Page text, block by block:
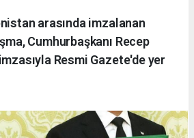
arasında imzalanan
Cumhurbaşkanı Recep
Resmi Gazete'de yer